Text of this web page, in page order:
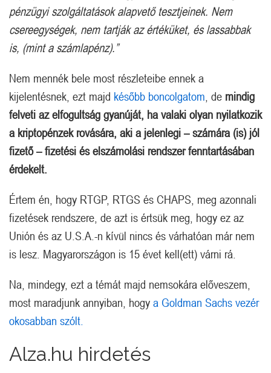
pénzügyi szolgáltatások alapvető tesztjeinek. Nem
csereegységek, nem tartják az értéküket, és lassabbak
is, (mint a számlapénz).”
Nem mennék bele most részleteibe ennek a
kijelentésnek, ezt majd később boncolgatom , de mindig
felveti az elfogultság gyanúját, ha valaki olyan nyilatkozik
a kriptopénzek rovására, aki a jelenlegi – számára (is) jól
fizető – fizetési és elszámolási rendszer fenntartásában
érdekelt.
Értem én, hogy RTGP, RTGS és CHAPS, meg azonnali
fizetések rendszere, de azt is értsük meg, hogy ez az
Unión és az U.S.A.-n kívül nincs és várhatóan már nem
is lesz. Magyarországon is 15 évet kell(ett) várni rá.
Na, mindegy, ezt a témát majd nemsokára előveszem,
most maradjunk annyiban, hogy a Goldman Sachs vezér
okosabban szólt.
Alza.hu hirdetés